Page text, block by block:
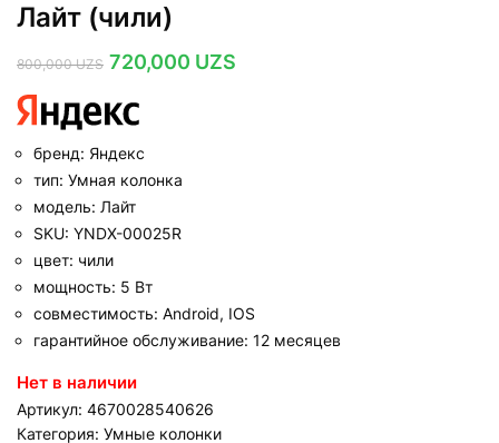
Лайт (чили)
800,000UZS Первоначальная
цена
составляла
800,000 UZS.
720,000 UZS
бренд: Яндекс
тип: Умная колонка
модель: Лайт
SKU: YNDX-00025R
цвет: чили
мощность: 5 Вт
совместимость: Android, IOS
гарантийное обслуживание: 12 месяцев
Нет в наличии
Артикул: 4670028540626
Категория: Умные колонки